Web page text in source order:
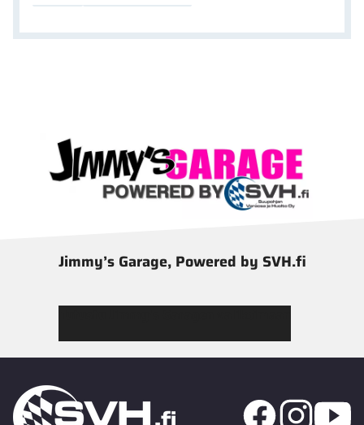
Jimmy’s Garage, Powered by SVH.fi